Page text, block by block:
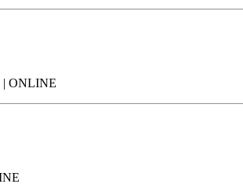
| ONLINE